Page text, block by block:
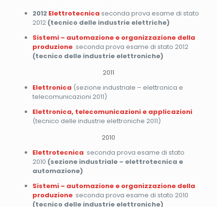
2012 Elettrotecnica seconda prova esame di stato
2012 (tecnico delle industrie elettriche)
Sistemi – automazione e organizzazione della
produzione seconda prova esame di stato 2012
(tecnico delle industrie elettroniche)
2011
Elettronica (sezione industriale – elettronica e
telecomunicazioni 2011)
Elettronica, telecomunicazioni e applicazioni
(tecnico delle industrie elettroniche 2011)
2010
Elettrotecnica seconda prova esame di stato
2010 (sezione industriale – elettrotecnica e
automazione)
Sistemi – automazione e organizzazione della
produzione seconda prova esame di stato 2010
(tecnico delle industrie elettroniche)